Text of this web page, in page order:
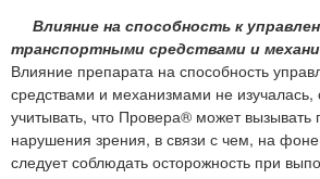
Влияние на способность к
транспортными средствами и
Влияние препарата на способность
средствами и механизмами не
учитывать, что Провера® может вызывать
нарушения зрения, в связи с чем, на
следует соблюдать осторожность при